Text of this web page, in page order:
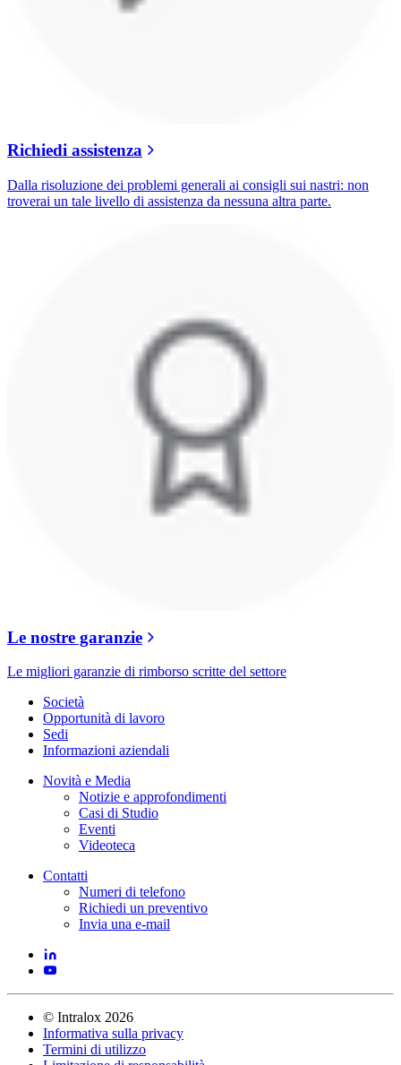
Richiedi assistenza
Dalla risoluzione dei problemi generali ai consigli sui nastri: non
troverai un tale livello di assistenza da nessuna altra parte.
Le nostre garanzie
Le migliori garanzie di rimborso scritte del settore
Società
Opportunità di lavoro
Sedi
Informazioni aziendali
Novità e Media
Notizie e approfondimenti
Casi di Studio
Eventi
Videoteca
Contatti
Numeri di telefono
Richiedi un preventivo
Invia una e-mail
© Intralox 2026
Informativa sulla privacy
Termini di utilizzo